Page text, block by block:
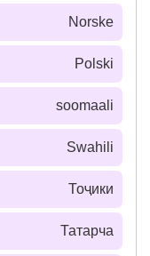
Norske
Polski
soomaali
Swahili
Тоҷики
Татарча